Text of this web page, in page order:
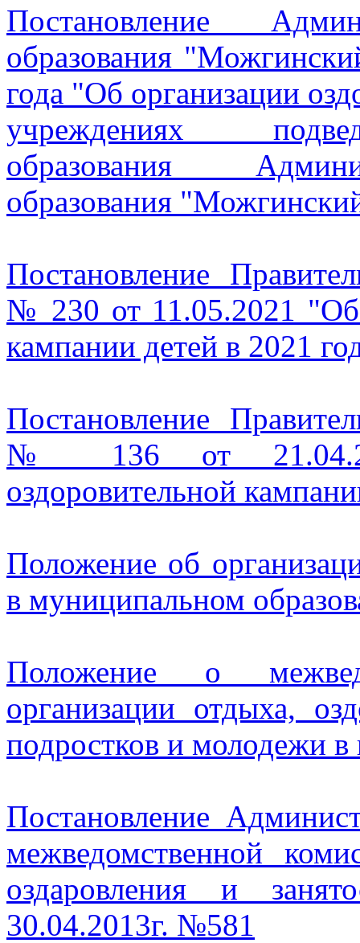
Постановление
образования
года "Об организации
учреждениях
образования
образования
Постановление
№ 230 от 11.05.2021 "Об
кампании детей в 2021
Постановление
№ 136 от
оздоровительной
Положение об
в муниципальном
Положение о
организации отдыха,
подростков и молодежи в
Постановление
межведомственной
оздаровления и
30.04.2013г. №581